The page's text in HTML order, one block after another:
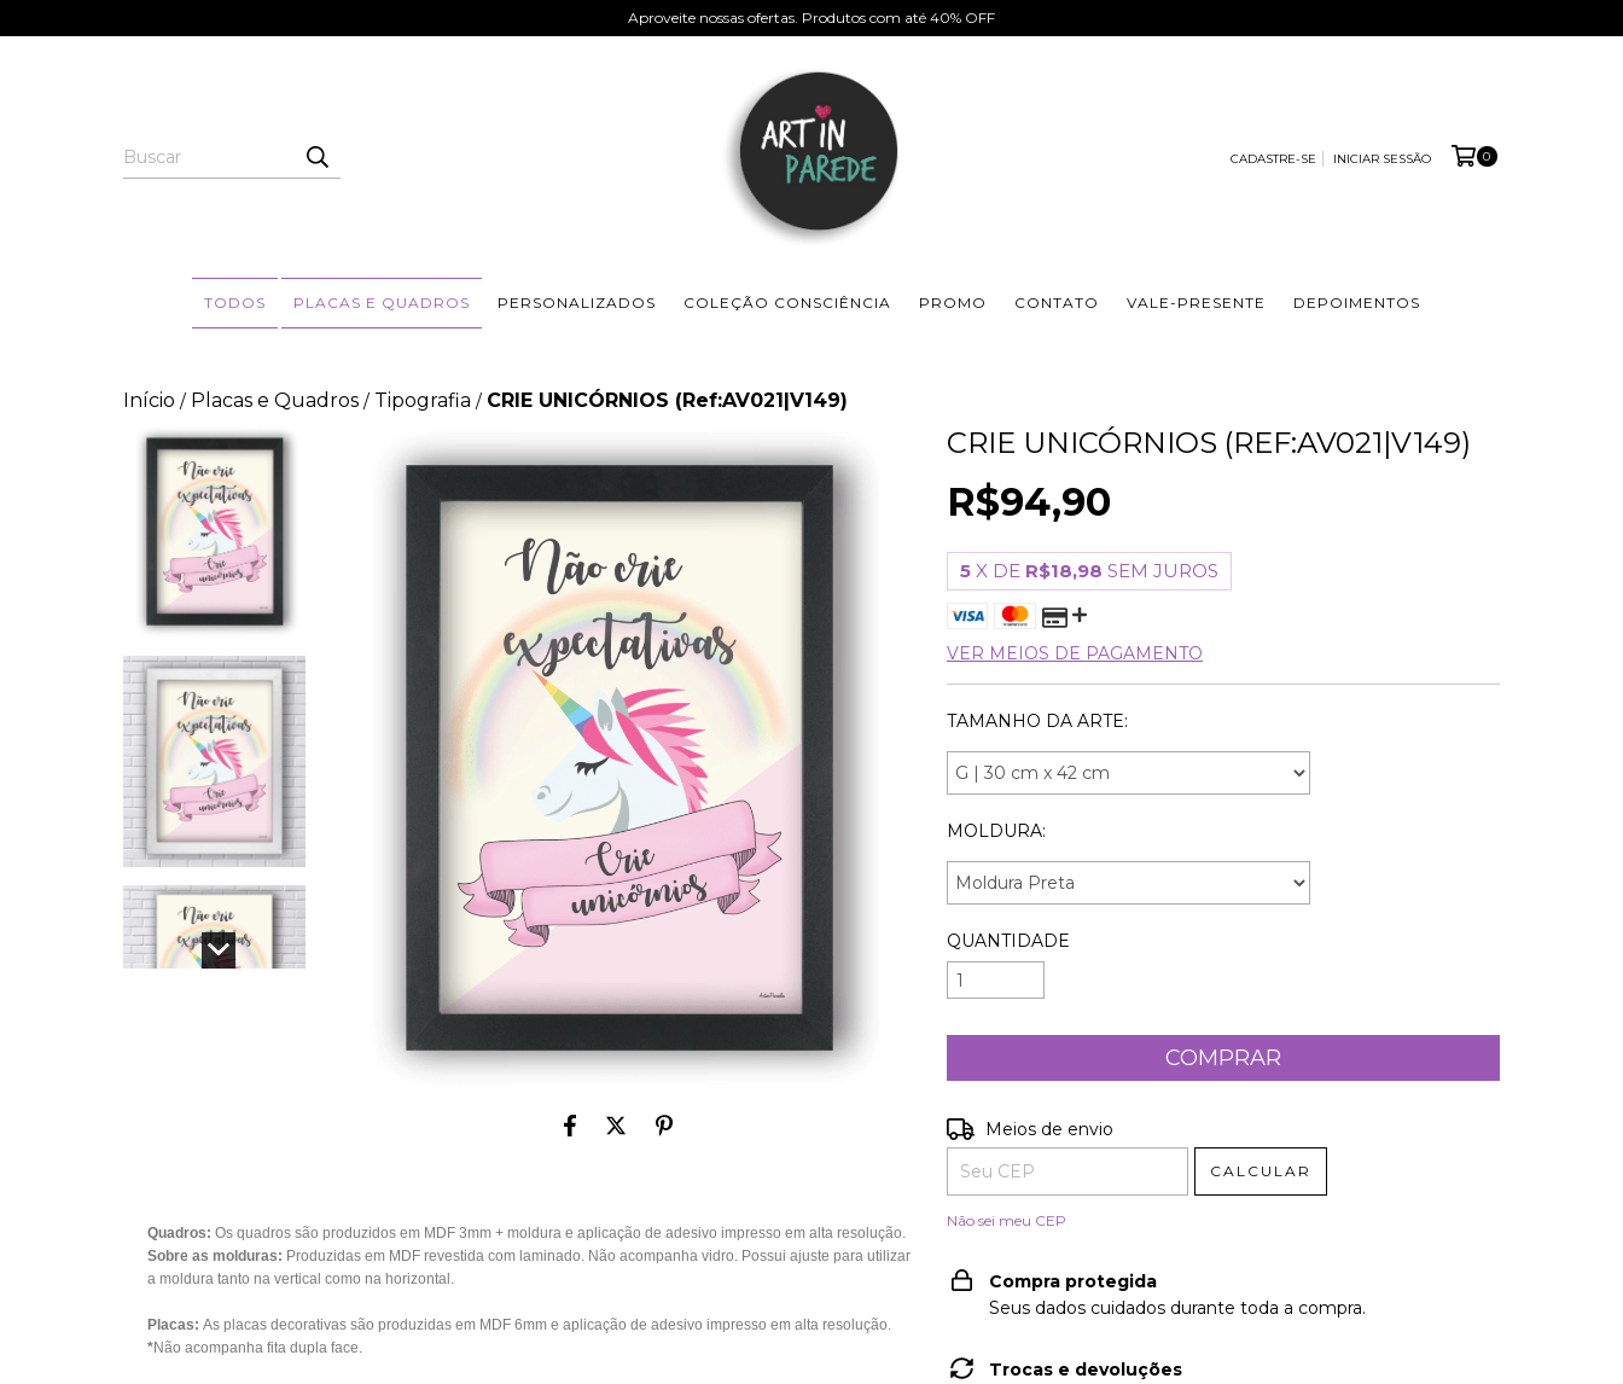
Aproveite nossas ofertas. Produtos com até 40% OFF
CADASTRE-SE INICIAR SESSÃO 0
TODOS PLACAS E QUADROS PERSONALIZADOS COLEÇÃO CONSCIÊNCIA PROMO CONTATO VALE-PRESENTE DEPOIMENTOS
Início / Placas e Quadros / Tipografia / CRIE UNICÓRNIOS (Ref:AV021|V149)
Quadros: Os quadros são produzidos em MDF 3mm + moldura e aplicação de adesivo impresso em alta resolução.
Sobre as molduras: Produzidas em MDF revestida com laminado. Não acompanha vidro. Possui ajuste para utilizar
a moldura tanto na vertical como na horizontal.
Placas: As placas decorativas são produzidas em MDF 6mm e aplicação de adesivo impresso em alta resolução.
*Não acompanha fita dupla face.
CRIE UNICÓRNIOS (REF:AV021|V149)
R$94,90
5 X DE R$18,98 SEM JUROS
VER MEIOS DE PAGAMENTO
TAMANHO DA ARTE:
MOLDURA:
QUANTIDADE
Entregas para o CEP:
Meios de envio
CALCULAR
Não sei meu CEP
Compra protegida
Seus dados cuidados durante toda a compra.
Trocas e devoluções